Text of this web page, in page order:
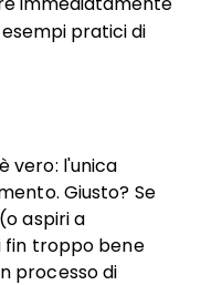
immediatamente
pratici di
vero: l'unica
Giusto? Se
aspiri a
fin troppo bene
processo di